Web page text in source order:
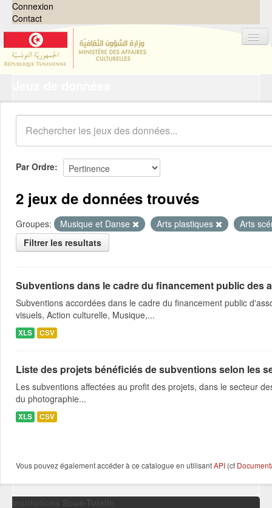
Connexion
Contact
Organisations
Groupes
Demandes 0
À propos
Par Ordre
2 jeux de données trouvés
Groupes: Musique et Danse Arts plastiques
Arts
Filtrer les resultats
Subventions dans le cadre du financement public des
Subventions accordées dans le cadre du financement public
visuels, Action culturelle, Musique,...
XLS CSV
Liste des projets bénéficiés de subventions selon les
Les subventions affectées au profit des projets, dans le secteur
du photographie...
XLS CSV
Vous pouvez également accéder à ce catalogue en utilisantAPI (cf